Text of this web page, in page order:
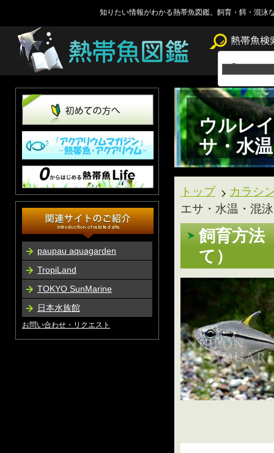
知りたい情報がわかる熱帯魚図鑑。飼育・餌・混泳
ウルレ
サ・水
トップ
カラシ
エサ・水温・混
飼育方法
て）
paupau aquagarden
TropiLand
TOKYO SunMarine
日本水族館
お問い合わせ・リクエスト